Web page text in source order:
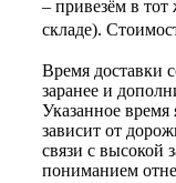
– привезём в
складе).
Время доставки
заранее и
Указанное
зависит от
связи с высокой
пониманием